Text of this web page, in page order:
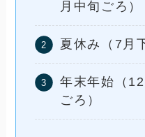
月中旬ごろ）
夏休み（7月
年末年始（
ごろ）